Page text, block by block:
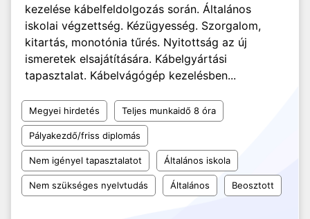
kezelése kábelfeldolgozás során. Általános
iskolai végzettség. Kézügyesség. Szorgalom,
kitartás, monotónia tűrés. Nyitottság az új
ismeretek elsajátítására. Kábelgyártási
tapasztalat. Kábelvágógép kezelésben...
Megyei hirdetés Teljes munkaidő 8 óra
Pályakezdő/friss diplomás
Nem igényel tapasztalatot Általános iskola
Nem szükséges nyelvtudás Általános Beosztott